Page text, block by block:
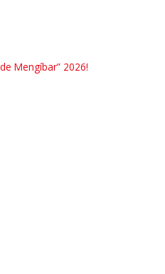
Mengíbar” 2026!